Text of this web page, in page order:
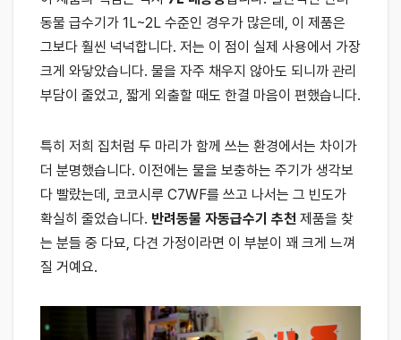
동물 급수기가 1L~2L 수준인 경우가 많은데, 이 제품은
그보다 훨씬 넉넉합니다. 저는 이 점이 실제 사용에서 가장
크게 와닿았습니다. 물을 자주 채우지 않아도 되니까 관리
부담이 줄었고, 짧게 외출할 때도 한결 마음이 편했습니다.
특히 저희 집처럼 두 마리가 함께 쓰는 환경에서는 차이가
더 분명했습니다. 이전에는 물을 보충하는 주기가 생각보
다 빨랐는데, 코코시루 C7WF를 쓰고 나서는 그 빈도가
확실히 줄었습니다. 반려동물 자동급수기 추천 제품을 찾
는 분들 중 다묘, 다견 가정이라면 이 부분이 꽤 크게 느껴
질 거예요.